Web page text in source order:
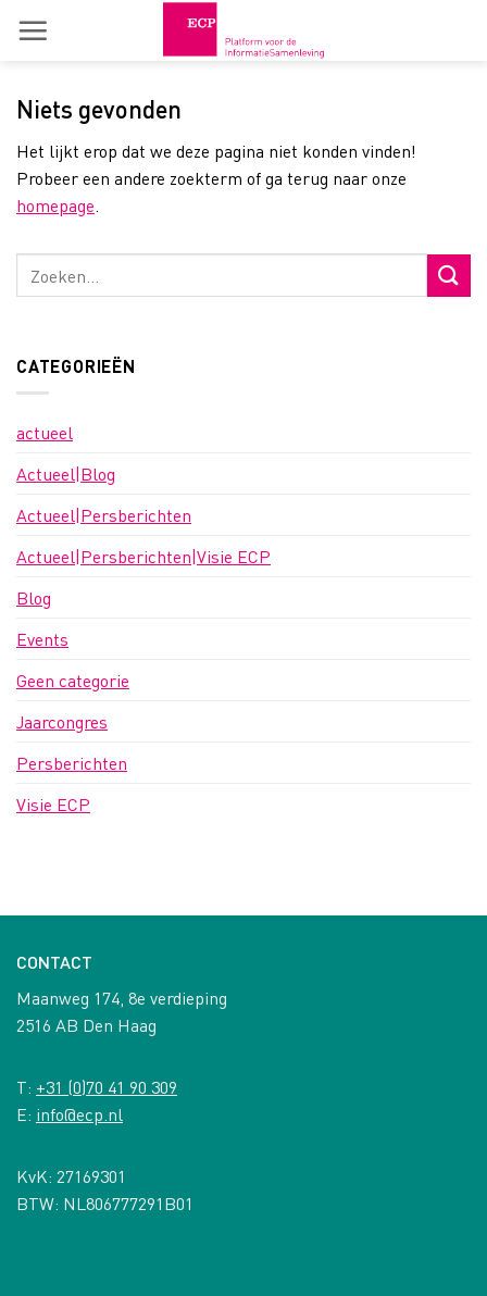
Niets gevonden
Het lijkt erop dat we deze pagina niet konden vinden!
Probeer een andere zoekterm of ga terug naar onze
homepage
CATEGORIEËN
actueel
Actueel|Blog
Actueel|Persberichten
Actueel|Persberichten|Visie ECP
Blog
Events
Geen categorie
Jaarcongres
Persberichten
Visie ECP
CONTACT
Maanweg 174, 8e verdieping
2516 AB Den Haag
T: +31 (0)70 41 90 309
E: info@ecp.nl
KvK: 27169301
BTW: NL806777291B01